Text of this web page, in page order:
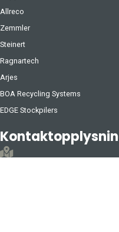
Allreco
Zemmler
Steinert
Ragnartech
Arjes
BOA Recycling Systems
EDGE Stockpilers